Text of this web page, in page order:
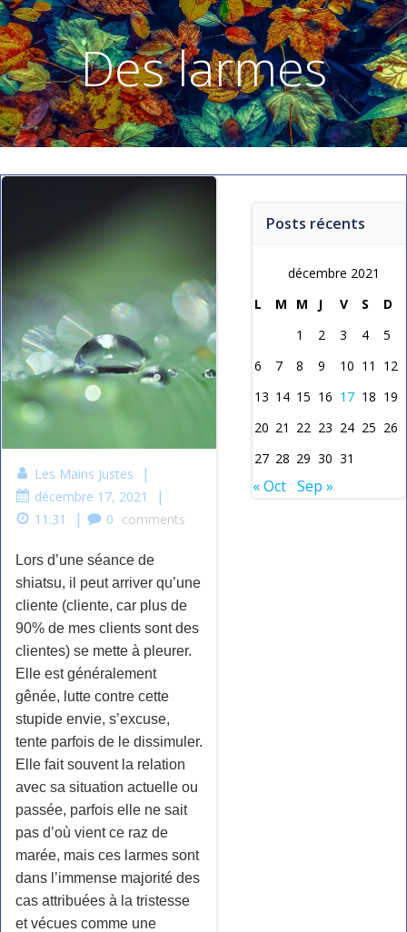
Aller
au
contenu
Des larmes
Les Mains Justes |
décembre 17, 2021 |
11:31 | 0 comments
Lors d’une séance de
shiatsu, il peut arriver qu’une
cliente (cliente, car plus de
90% de mes clients sont des
clientes) se mette à pleurer.
Elle est généralement
gênée, lutte contre cette
stupide envie, s’excuse,
tente parfois de le dissimuler.
Elle fait souvent la relation
avec sa situation actuelle ou
passée, parfois elle ne sait
pas d’où vient ce raz de
marée, mais ces larmes sont
dans l’immense majorité des
cas attribuées à la tristesse
et vécues comme une
Posts récents
décembre 2021
L
M M J V S
D
1
2 3 4
5
6
7 8 9 10 11
12
13 14 15 16 17 18 19
20 21 22 23 24 25 26
27 28 29 30 31
« Oct Sep »